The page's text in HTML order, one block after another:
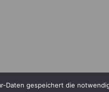
gespeichert die